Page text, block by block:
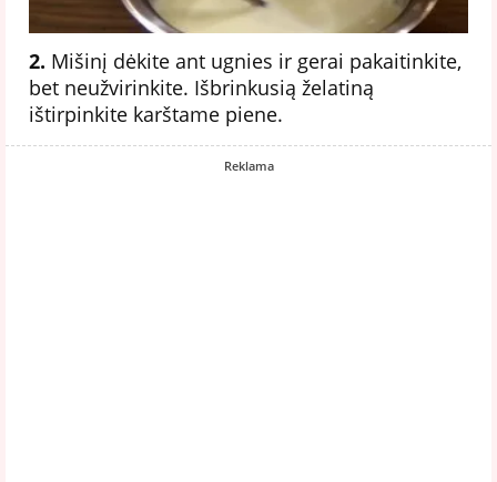
2. Mišinį dėkite ant ugnies ir gerai pakaitinkite,
bet neužvirinkite. Išbrinkusią želatiną
ištirpinkite karštame piene.
Reklama